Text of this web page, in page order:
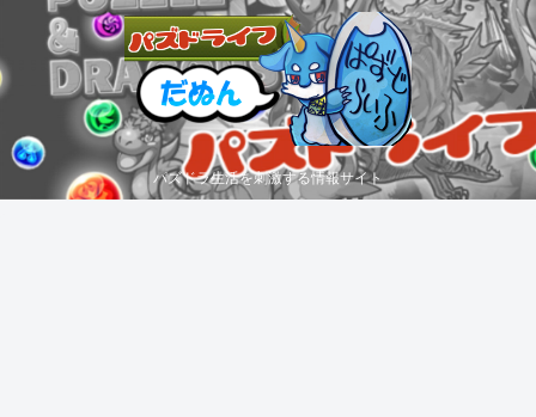
パズドラ生活を刺激する情報サイト